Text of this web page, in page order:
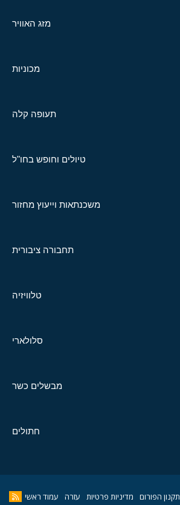
מזג האוויר
מכוניות
תעופה קלה
טיולים וחופש בחו"ל
משכנתאות וייעוץ מחזור
תחבורה ציבורית
טלוויזיה
סלולארי
מבשלים כשר
חתולים
תקנון הפורום מדיניות פרטיות עזרה עמוד ראשי